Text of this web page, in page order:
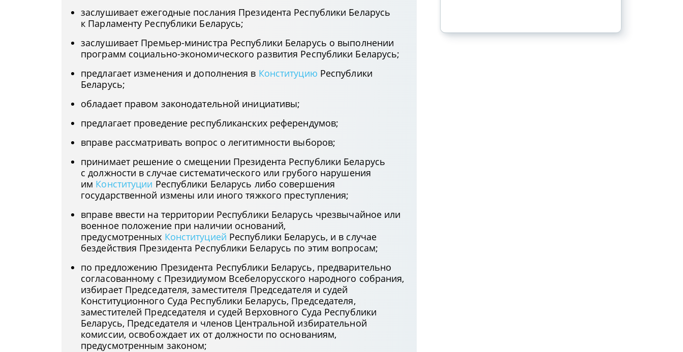
заслушивает ежегодные послания Президента Республики Беларусь
к Парламенту Республики Беларусь;
заслушивает Премьер-министра Республики Беларусь о выполнении
программ социально-экономического развития Республики Беларусь;
предлагает изменения и дополнения в Конституцию Республики
Беларусь;
обладает правом законодательной инициативы;
предлагает проведение республиканских референдумов;
вправе рассматривать вопрос о легитимности выборов;
принимает решение о смещении Президента Республики Беларусь
с должности в случае систематического или грубого нарушения
им Конституции Республики Беларусь либо совершения
государственной измены или иного тяжкого преступления;
вправе ввести на территории Республики Беларусь чрезвычайное или
военное положение при наличии оснований,
предусмотренных Конституцией Республики Беларусь, и в случае
бездействия Президента Республики Беларусь по этим вопросам;
по предложению Президента Республики Беларусь, предварительно
согласованному с Президиумом Всебелорусского народного собрания,
избирает Председателя, заместителя Председателя и судей
Конституционного Суда Республики Беларусь, Председателя,
заместителей Председателя и судей Верховного Суда Республики
Беларусь, Председателя и членов Центральной избирательной
комиссии, освобождает их от должности по основаниям,
предусмотренным законом;
Подписаться на канал